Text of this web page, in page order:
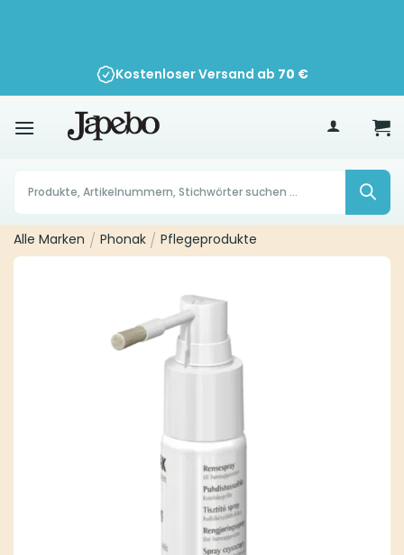
Kostenloser Versand ab 70 €
30 Tage Widerrufsrecht
Products
search
Alle Marken / Phonak / Pflegeprodukte